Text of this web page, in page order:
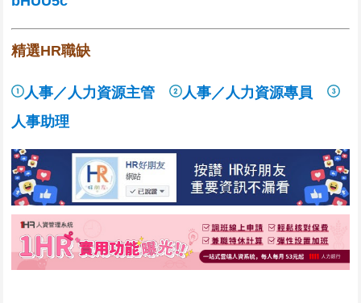
財務行政主管
1. 審核各中心日常零用金及費用開支。
2. 審核各中心住民費用統計及收取。
3. 審核各中心新進員
今天
人資主管 宜興預拌混凝土股份有限公司
不拘，1年以上，宜蘭縣冬山鄉
1. 協助處理招聘和甄選流程，包括發布職缺、篩選履歷、安排面試
及後續人事聯繫
2. 負責員工資料檔案
精選HR職缺
人事／人力資源主管
人事／人力資源專員
人事助理